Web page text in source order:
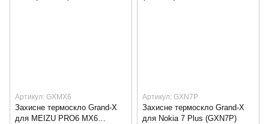
Артикул: GXMX6
Захисне термоскло Grand-X
для MEIZU PRO6 MX6
Артикул: GXN7P
Захисне термоскло Grand-X
для Nokia 7 Plus (GXN7P)